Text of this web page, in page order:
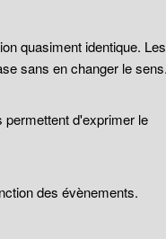
quasiment identique. Les
sans en changer le sens.
d'exprimer le
des évènements.